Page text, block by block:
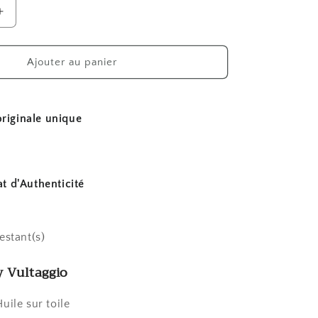
Augmenter
Ajouter au panier
unique
d'Authenticité
Vultaggio
sur toile